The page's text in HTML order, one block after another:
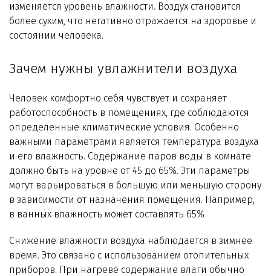
изменяется уровень влажности. Воздух становится
более сухим, что негативно отражается на здоровье и
состоянии человека.
Зачем нужны увлажнители воздуха
Человек комфортно себя чувствует и сохраняет
работоспособность в помещениях, где соблюдаются
определенные климатические условия. Особенно
важными параметрами является температура воздуха
и его влажность. Содержание паров воды в комнате
должно быть на уровне от 45 до 65%. Эти параметры
могут варьироваться в большую или меньшую сторону
в зависимости от назначения помещения. Например,
в ванных влажность может составлять 65%
Снижение влажности воздуха наблюдается в зимнее
время. Это связано с использованием отопительных
приборов. При нагреве содержание влаги обычно